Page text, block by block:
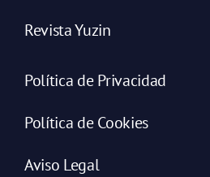
Revista Yuzin
Política de Privacidad
Política de Cookies
Aviso Legal